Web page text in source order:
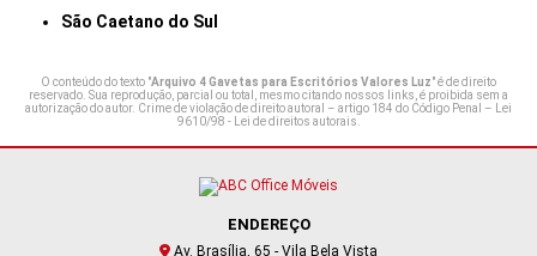
São Caetano do Sul
O conteúdo do texto "Arquivo 4 Gavetas para Escritórios Valores Luz" é de direito
reservado. Sua reprodução, parcial ou total, mesmo citando nossos links, é proibida sem a
autorização do autor. Crime de violação de direito autoral – artigo 184 do Código Penal – Lei
9610/98 - Lei de direitos autorais.
ENDEREÇO
Av. Brasília, 65 - Vila Bela Vista